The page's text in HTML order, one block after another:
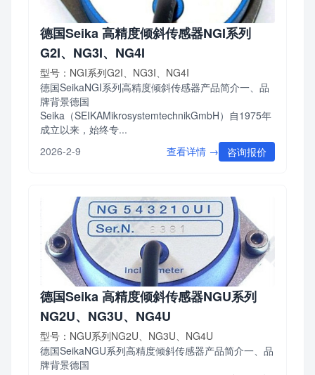
德国Seika 高精度倾斜传感器NGI系列
G2I、NG3I、NG4I
型号：NGI系列G2I、NG3I、NG4I
德国SeikaNGI系列高精度倾斜传感器产品简介一、品
牌背景德国
Seika（SEIKAMikrosystemtechnikGmbH）自1975年
成立以来，始终专...
2026-2-9
查看详情 → 咨询报价
德国Seika 高精度倾斜传感器NGU系列
NG2U、NG3U、NG4U
型号：NGU系列NG2U、NG3U、NG4U
德国SeikaNGU系列高精度倾斜传感器产品简介一、品
牌背景德国